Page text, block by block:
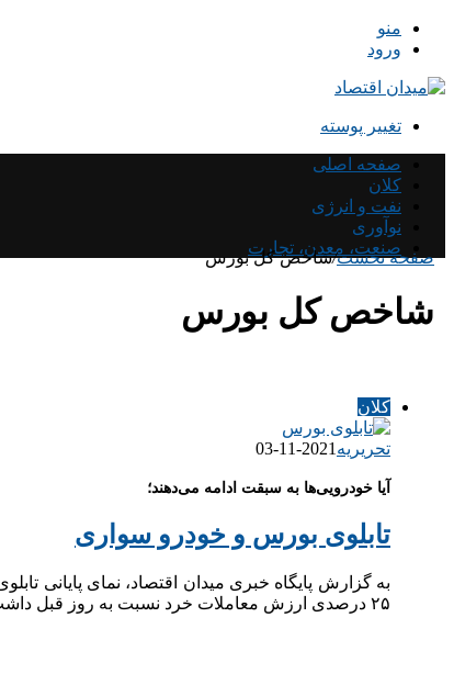
منو
ورود
تغییر پوسته
صفحه اصلی
کلان
نفت و انرژی
نوآوری
صنعت، معدن، تجارت
صفحه نخست/شاخص کل بورس
شاخص کل بورس
کلان
تحریریه 2021-11-03
آیا خودرویی‌ها به سبقت ادامه می‌دهند؛
تابلوی بورس و خودرو سواری
۲۵ درصدی ارزش معاملات خرد نسبت به روز قبل داشت. مثبت شدن برآیند ورود و خروج پول حقیقی به میزان ۱۰۱ میلیارد تومان، خروج حدود ۹۸ میلیارد تومان از صندوق‌های…